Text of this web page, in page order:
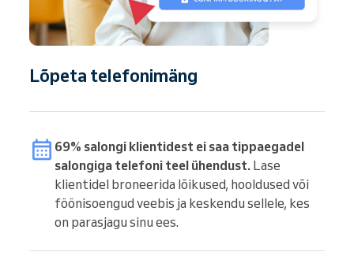
Lõpeta telefonimäng
69% salongi klientidest ei saa tippaegadel
salongiga telefoni teel ühendust. Lase
klientidel broneerida lõikused, hooldused või
föönisoengud veebis ja keskendu sellele, kes
on parasjagu sinu ees.